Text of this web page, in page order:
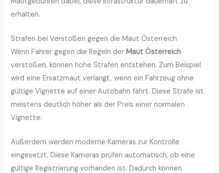
erhalten.
Strafen bei Verstößen gegen die Maut Österreich
Wenn Fahrer gegen die Regeln derMaut Österreich
verstoßen, können hohe Strafen entstehen. Zum Beispiel
wird eine Ersatzmaut verlangt, wenn ein Fahrzeug ohne
gültige Vignette auf einer Autobahn fährt. Diese Strafe ist
meistens deutlich höher als der Preis einer normalen
Vignette.
Außerdem werden moderne Kameras zur Kontrolle
eingesetzt. Diese Kameras prüfen automatisch, ob eine
gültige Registrierung vorhanden ist. Dadurch können